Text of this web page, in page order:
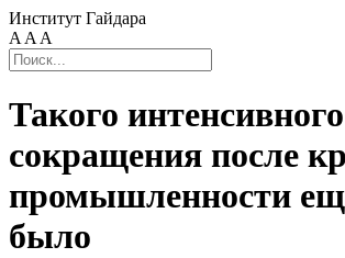
Институт Гайдара
A A A
Такого интенсивного
сокращения после
промышленности
было